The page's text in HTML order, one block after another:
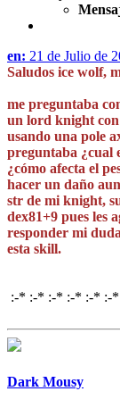
en: 21 de Julio de
Saludos ice wolf,
me preguntaba
un lord knight con
usando una pole
preguntaba ¿cual
¿cómo afecta el
hacer un daño
str de mi knight,
dex81+9 pues les
responder mi
esta skill.
:-* :-* :-* :-* :-* :-
Dark Mousy